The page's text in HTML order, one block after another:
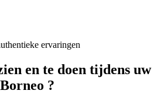
ervaringen
en te doen tijdens uw
?